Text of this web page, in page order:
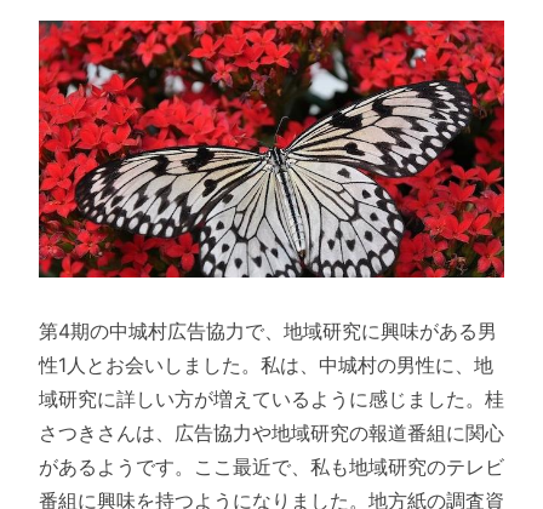
第4期の中城村広告協力で、地域研究に興味がある男
性1人とお会いしました。私は、中城村の男性に、地
域研究に詳しい方が増えているように感じました。桂
さつきさんは、広告協力や地域研究の報道番組に関心
があるようです。ここ最近で、私も地域研究のテレビ
番組に興味を持つようになりました。地方紙の調査資